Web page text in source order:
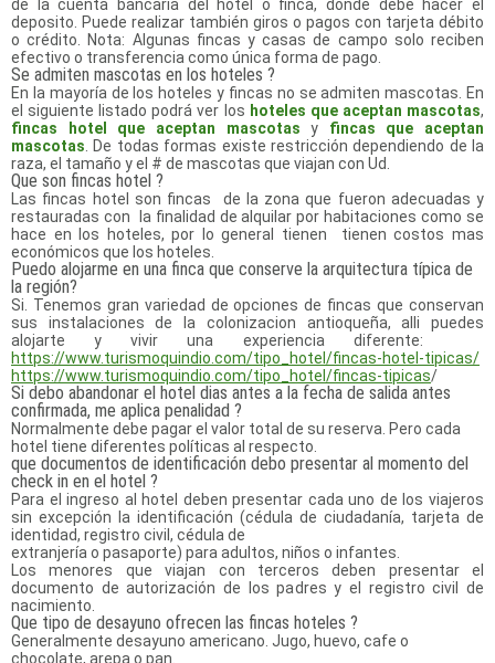
de la cuenta bancaria del hotel o finca, donde debe hacer el
deposito. Puede realizar también giros o pagos con tarjeta débito
o crédito. Nota: Algunas fincas y casas de campo solo reciben
efectivo o transferencia como única forma de pago.
Se admiten mascotas en los hoteles ?
En la mayoría de los hoteles y fincas no se admiten mascotas. En
el siguiente listado podrá ver los hoteles que aceptan mascotas,
fincas hotel que aceptan mascotas y fincas que aceptan
mascotas . De todas formas existe restricción dependiendo de la
raza, el tamaño y el # de mascotas que viajan con Ud.
Que son fincas hotel ?
Las fincas hotel son fincas de la zona que fueron adecuadas y
restauradas con la finalidad de alquilar por habitaciones como se
hace en los hoteles, por lo general tienen tienen costos mas
económicos que los hoteles.
Puedo alojarme en una finca que conserve la arquitectura típica de
la región?
Si. Tenemos gran variedad de opciones de fincas que conservan
sus instalaciones de la colonizacion antioqueña, alli puedes
alojarte y vivir una experiencia diferente:
https://www.turismoquindio. com/tipo_hotel/fincas-hotel-tipicas/
https://www.turismoquindio. com/tipo_hotel/fincas-tipicas/
Si debo abandonar el hotel dias antes a la fecha de salida antes
confirmada, me aplica penalidad ?
Normalmente debe pagar el valor total de su reserva. Pero cada
hotel tiene diferentes políticas al respecto.
que documentos de identificación debo presentar al momento del
check in en el hotel ?
Para el ingreso al hotel deben presentar cada uno de los viajeros
sin excepción la identificación (cédula de ciudadanía, tarjeta de
identidad, registro civil, cédula de
extranjería o pasaporte) para adultos, niños o infantes.
Los menores que viajan con terceros deben presentar el
documento de autorización de los padres y el registro civil de
nacimiento.
Que tipo de desayuno ofrecen las fincas hoteles ?
Generalmente desayuno americano. Jugo, huevo, cafe o
chocolate, arepa o pan.